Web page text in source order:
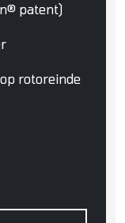
patent)
rotoreinde